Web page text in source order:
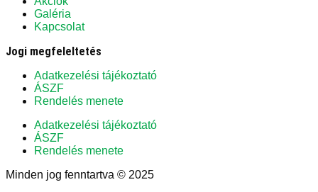
Galéria
Kapcsolat
Jogi megfeleltetés
Adatkezelési tájékoztató
ÁSZF
Rendelés menete
Adatkezelési tájékoztató
ÁSZF
Rendelés menete
Minden jog fenntartva © 2025